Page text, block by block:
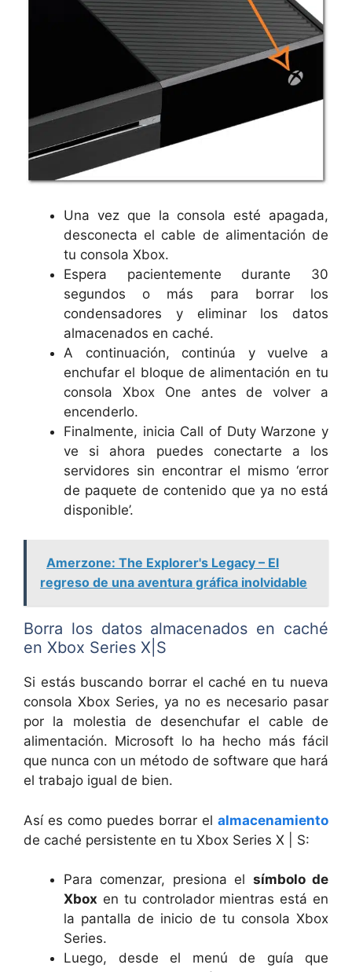
Una vez que la consola esté apagada,
desconecta el cable de alimentación de
tu consola Xbox.
Espera pacientemente durante 30
segundos o más para borrar los
condensadores y eliminar los datos
almacenados en caché.
A continuación, continúa y vuelve a
enchufar el bloque de alimentación en tu
consola Xbox One antes de volver a
encenderlo.
Finalmente, inicia Call of Duty Warzone y
ve si ahora puedes conectarte a los
servidores sin encontrar el mismo ‘error
de paquete de contenido que ya no está
disponible’.
Amerzone: The Explorer's Legacy – El
regreso de una aventura gráfica inolvidable
Borra los datos almacenados en caché
en Xbox Series X|S
Si estás buscando borrar el caché en tu nueva
consola Xbox Series, ya no es necesario pasar
por la molestia de desenchufar el cable de
alimentación. Microsoft lo ha hecho más fácil
que nunca con un método de software que hará
el trabajo igual de bien.
Así es como puedes borrar el almacenamiento
de caché persistente en tu Xbox Series X | S:
Para comenzar, presiona el símbolo de
Xbox en tu controlador mientras está en
la pantalla de inicio de tu consola Xbox
Series.
Luego, desde el menú de guía que